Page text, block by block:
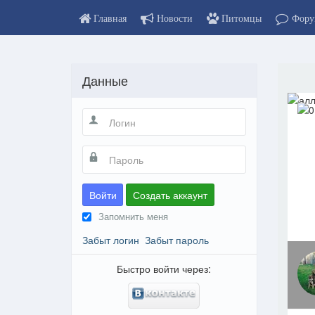
Главная Новости Питомцы
Данные
Войти Создать аккаунт
Запомнить меня
Забыт логин Забыт пароль
Быстро войти через: